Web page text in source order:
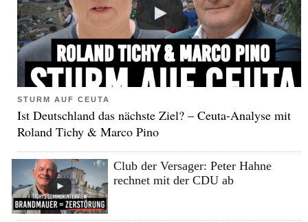
STURM AUF CEUTA
Ist Deutschland das nächste Ziel? – Ceuta-Analyse mit
Roland Tichy & Marco Pino
Club der Versager: Peter Hahne
rechnet mit der CDU ab